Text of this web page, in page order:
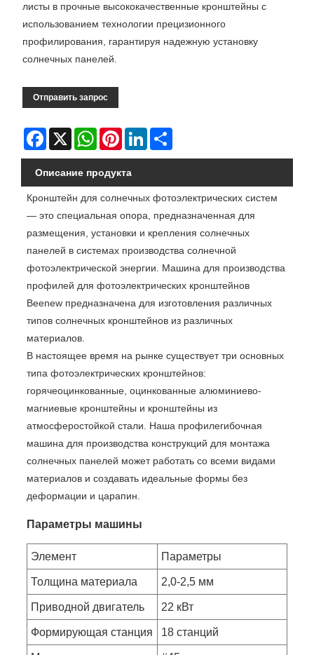
листы в прочные высококачественные кронштейны с
использованием технологии прецизионного
профилирования, гарантируя надежную установку
солнечных панелей.
Отправить запрос
Facebook
X WhatsAppPinterestLinkedIn
Описание продукта
Кронштейн для солнечных фотоэлектрических систем
— это специальная опора, предназначенная для
размещения, установки и крепления солнечных
панелей в системах производства солнечной
фотоэлектрической энергии. Машина для производства
профилей для фотоэлектрических кронштейнов
Beenew предназначена для изготовления различных
типов солнечных кронштейнов из различных
материалов.
В настоящее время на рынке существует три основных
типа фотоэлектрических кронштейнов:
горячеоцинкованные, оцинкованные алюминиево-
магниевые кронштейны и кронштейны из
атмосферостойкой стали. Наша профилегибочная
машина для производства конструкций для монтажа
солнечных панелей может работать со всеми видами
материалов и создавать идеальные формы без
деформации и царапин.
Параметры машины
Элемент Параметры
Толщина материала 2,0-2,5 мм
Приводной двигатель 22 кВт
Формирующая станция 18 станций